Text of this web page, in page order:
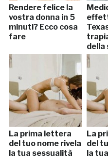
Rendere felice la
vostra donna in 5
minuti? Ecco cosa
fare
della
La prima lettera
del tuo nome rivela
la tua sessualità
La
del
la